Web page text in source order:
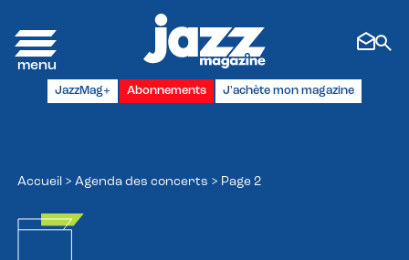
JazzMag+ Abonnements J'achète mon magazine
Accueil > Agenda des concerts > Page 2